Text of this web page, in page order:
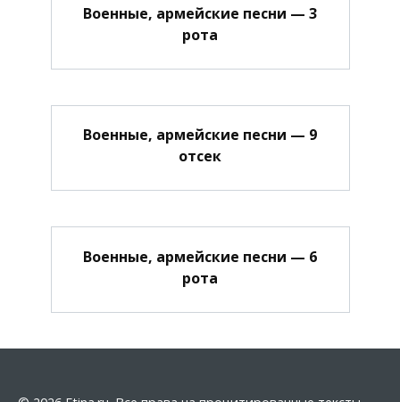
Военные, армейские песни — 3
рота
Военные, армейские песни — 9
отсек
Военные, армейские песни — 6
рота